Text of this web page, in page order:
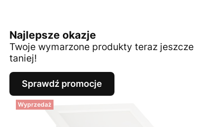
Najlepsze okazje
Twoje wymarzone produkty teraz jeszcze
taniej!
Sprawdź promocje
Wyprzedaż